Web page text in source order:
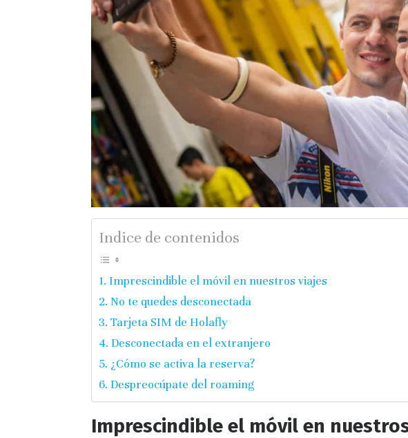
Indice de contenidos
Imprescindible el móvil en nuestros viajes
No te quedes desconectada
Tarjeta SIM de Holafly
Desconectada en el extranjero
¿Cómo se activa la reserva?
Despreocúpate del roaming
Imprescindible el móvil en